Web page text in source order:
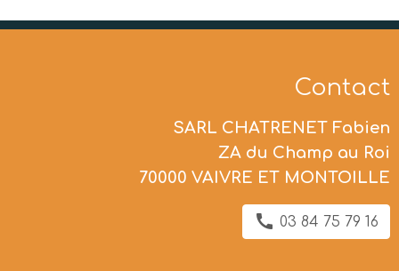
Contact
SARL CHATRENET Fabien
ZA du Champ au Roi
70000 VAIVRE ET MONTOILLE
03 84 75 79 16